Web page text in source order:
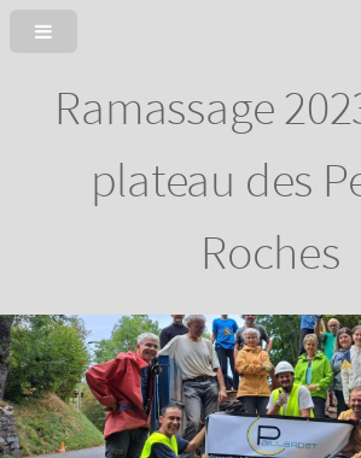
Ramassage
plateau des
Roches